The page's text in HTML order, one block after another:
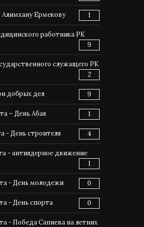
Алимхану Ермекову 1
работника РК
9
служащего РК
2
добрых дел 9
– День Абая 1
- День строителя 4
- антиядерное движение
1
- День молодежи 0
- День спорта 0
- Победа Сапиева на летних